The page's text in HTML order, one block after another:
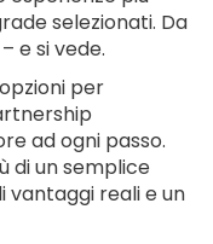
selezionati. Da
e si vede.
per
ad ogni passo.
di un semplice
vantaggi reali e un